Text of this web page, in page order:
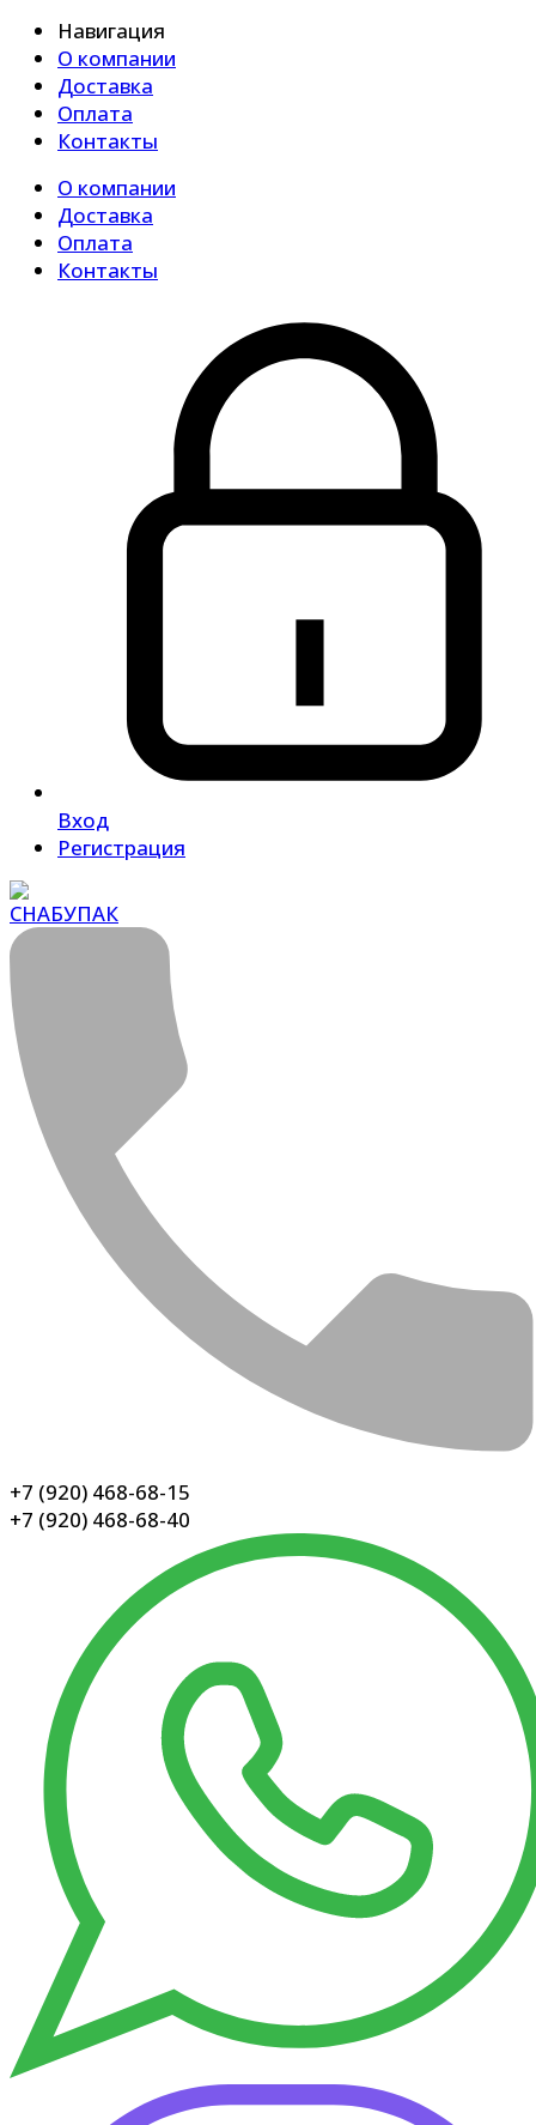
Навигация
О компании
Доставка
Оплата
Контакты
О компании
Доставка
Оплата
Контакты
Вход
Регистрация
+7 (920) 468-68-15
+7 (920) 468-68-40